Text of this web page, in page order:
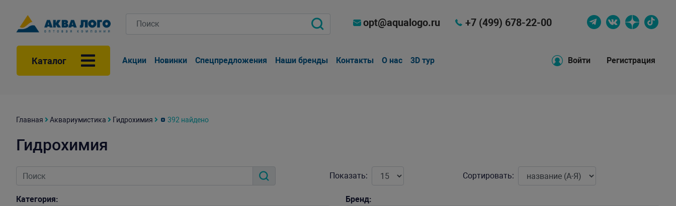
opt@aqualogo.ru +7 (499) 678-22-00
Каталог Акции Новинки Спецпредложения Наши бренды Контакты О нас 3D тур Войти Регистрация
Главная Аквариумистика Гидрохимия 392 найдено
Гидрохимия
Показать: Сортировать:
Категория:
Бренд: